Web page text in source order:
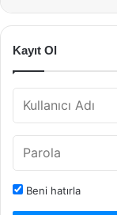
Kayıt Ol
Beni hatırla